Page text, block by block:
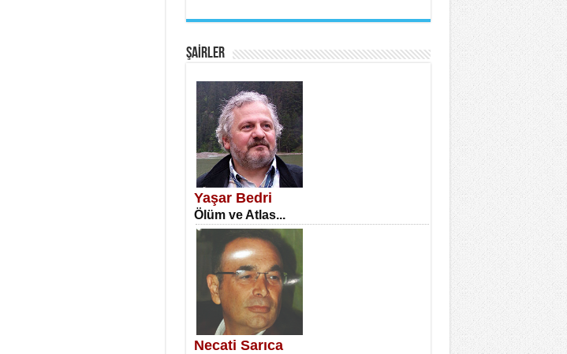
SATILMIŞ ÜMİT ÇETİNKAYA
Erkenlik...
NECLA DİLEK ARSLAN
Öğretmenler Günü Mahkemesi...
ŞAİRLER
Yaşar Bedri
Ölüm ve Atlas...
Necati Sarıca